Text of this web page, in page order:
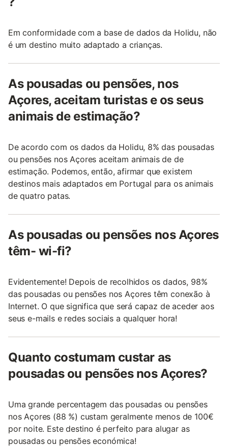
Em conformidade com a base de dados da Holidu, não
é um destino muito adaptado a crianças.
As pousadas ou pensões, nos
Açores, aceitam turistas e os seus
animais de estimação?
De acordo com os dados da Holidu, 8% das pousadas
ou pensões nos Açores aceitam animais de de
estimação. Podemos, então, afirmar que existem
destinos mais adaptados em Portugal para os animais
de quatro patas.
As pousadas ou pensões nos Açores
têm- wi-fi?
Evidentemente! Depois de recolhidos os dados, 98%
das pousadas ou pensões nos Açores têm conexão à
Internet. O que significa que será capaz de aceder aos
seus e-mails e redes sociais a qualquer hora!
Quanto costumam custar as
pousadas ou pensões nos Açores?
Uma grande percentagem das pousadas ou pensões
nos Açores (88 %) custam geralmente menos de 100€
por noite. Este destino é perfeito para alugar as
pousadas ou pensões económica!